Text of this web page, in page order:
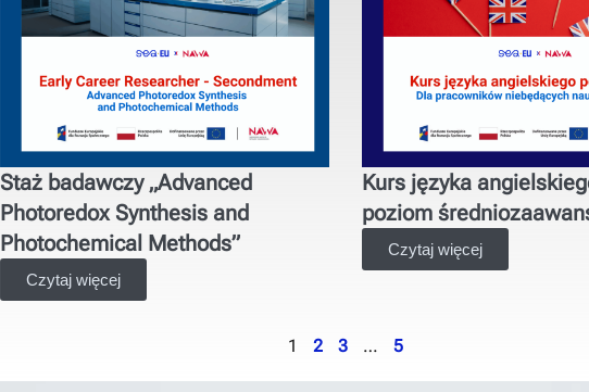
Staż badawczy „Advanced
Photoredox Synthesis and
Photochemical Methods”
Czytaj więcej
Kurs języka
poziom
Czytaj więcej
1 2 3 … 5